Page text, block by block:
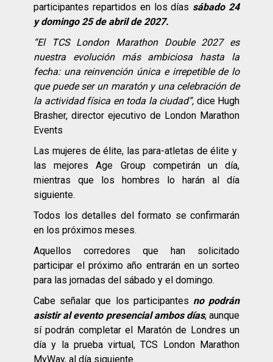
participantes repartidos en los días sábado 24
y domingo 25 de abril de 2027.
“El TCS London Marathon Double 2027 es
nuestra evolución más ambiciosa hasta la
fecha: una reinvención única e irrepetible de lo
que puede ser un maratón y una celebración de
la actividad física en toda la ciudad”, dice Hugh
Brasher, director ejecutivo de London Marathon
Events
Las mujeres de élite, las para-atletas de élite y
las mejores Age Group competirán un día,
mientras que los hombres lo harán al día
siguiente.
Todos los detalles del formato se confirmarán
en los próximos meses.
Aquellos corredores que han solicitado
participar el próximo año entrarán en un sorteo
para las jornadas del sábado y el domingo.
Cabe señalar que los participantes no podrán
asistir al evento presencial ambos días, aunque
sí podrán completar el Maratón de Londres un
día y la prueba virtual, TCS London Marathon
MyWay, al día siguiente.